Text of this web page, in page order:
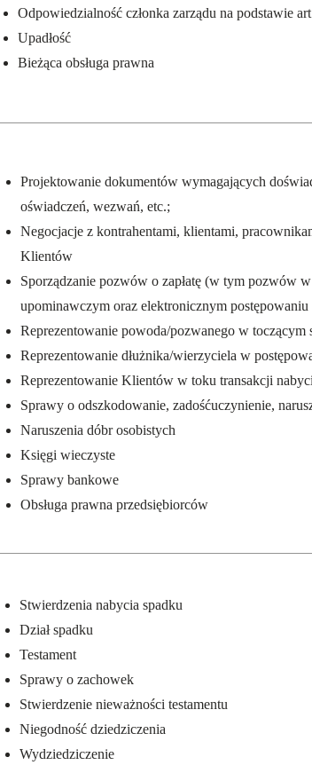
Odpowiedzialność członka zarządu na podstawie
Upadłość
Bieżąca obsługa prawna
Projektowanie dokumentów wymagających
oświadczeń, wezwań, etc.;
Negocjacje z kontrahentami, klientami,
Klientów
Sporządzanie pozwów o zapłatę (w tym pozwów
upominawczym oraz elektronicznym
Reprezentowanie powoda/pozwanego w toczącym
Reprezentowanie dłużnika/wierzyciela w
Reprezentowanie Klientów w toku transakcji
Sprawy o odszkodowanie, zadośćuczynienie,
Naruszenia dóbr osobistych
Księgi wieczyste
Sprawy bankowe
Obsługa prawna przedsiębiorców
Stwierdzenia nabycia spadku
Dział spadku
Testament
Sprawy o zachowek
Stwierdzenie nieważności testamentu
Niegodność dziedziczenia
Wydziedziczenie